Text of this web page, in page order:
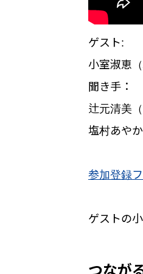
ゲスト:
小室淑恵
聞き手：
辻元清美
塩村あや
参加登録
ゲストの